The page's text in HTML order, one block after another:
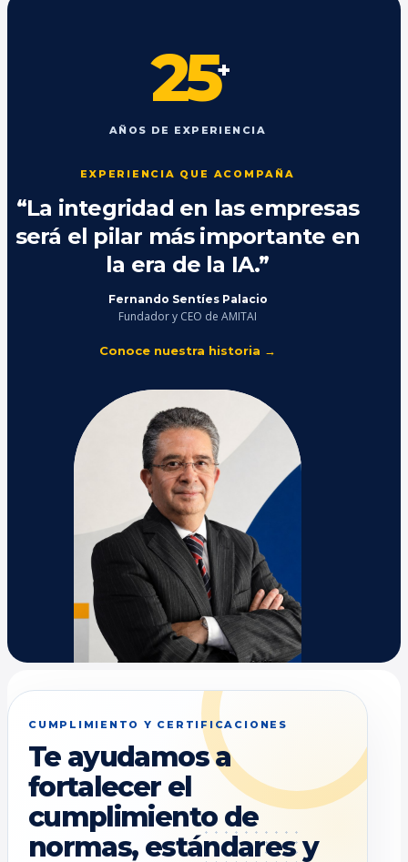
25+
AÑOS DE EXPERIENCIA
EXPERIENCIA QUE ACOMPAÑA
“La integridad en las empresas
será el pilar más importante en
la era de la IA.”
Fernando Sentíes Palacio
Fundador y CEO de AMITAI
Conoce nuestra historia →
CUMPLIMIENTO Y CERTIFICACIONES
Te ayudamos a
fortalecer el
cumplimiento de
normas, estándares y